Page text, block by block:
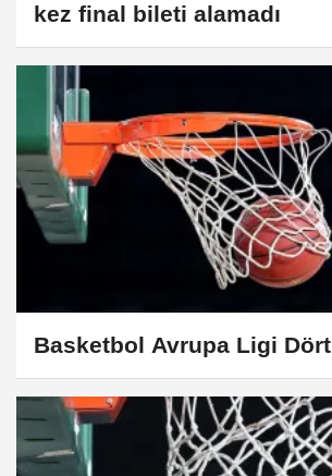
kez final bileti alamadı
Basketbol Avrupa Ligi